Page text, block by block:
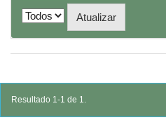
Resultado 1-1 de 1.